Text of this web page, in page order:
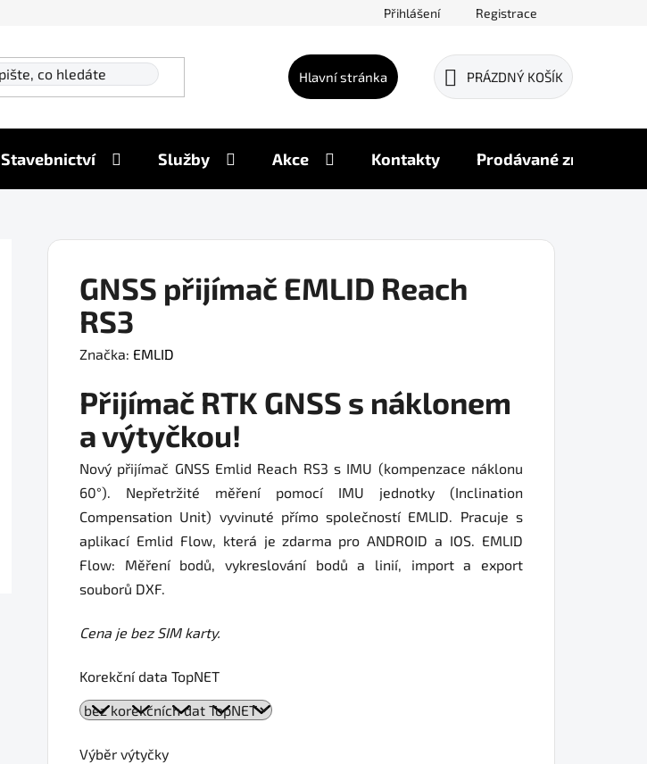
Přihlášení Registrace
Hlavní stránka
NÁKUPNÍ
PRÁZDNÝ KOŠÍK
Stavebnictví Služby Akce Kontakty Prodávané značky
GNSS přijímač EMLID Reach
RS3
Značka: EMLID
Přijímač RTK GNSS s náklonem
a výtyčkou!
Nový přijímač GNSS Emlid Reach RS3 s IMU (kompenzace náklonu
60°). Nepřetržité měření pomocí IMU jednotky (Inclination
Compensation Unit) vyvinuté přímo společností EMLID. Pracuje s
aplikací Emlid Flow, která je zdarma pro ANDROID a IOS. EMLID
Flow: Měření bodů, vykreslování bodů a linií, import a export
souborů DXF.
Cena je bez SIM karty.
Korekční data TopNET
Výběr výtyčky